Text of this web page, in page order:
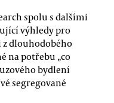
spolu s dalšími
výhledy pro
dlouhodobého
na potřebu „co
bydlení
segregované